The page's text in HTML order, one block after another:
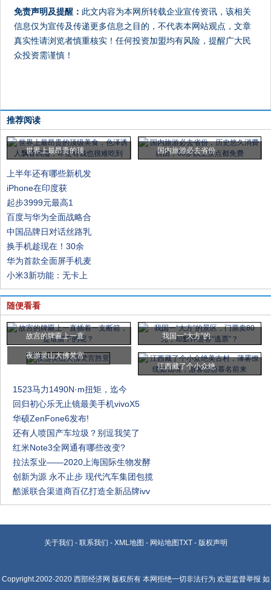
免责声明及提醒： 此文内容为本网所转载企业宣传资讯，该相关
信息仅为宣传及传递更多信息之目的，不代表本网站观点，文章
真实性请浏览者慎重核实！任何投资加盟均有风险，提醒广大民
众投资需谨慎！
推荐阅读
世界上最昂贵的顶 国内旅游必去省份
上半年还有哪些新机发
iPhone在印度获
起步3999元最高1
百度与华为全面战略合
中国品牌日对话丝路乳
换手机趁现在！30余
华为首款全面屏手机麦
小米3新功能：无卡上
随便看看
故宫的牌匾上一直 我国一“大方”的
夜游灵山大佛梵宫
江西藏了个小众绝
1523马力1490N·m扭矩，迄今
回归初心乐无止镜最美手机vivoX5
华硕ZenFone6发布!
还有人喷国产车垃圾？别逗我笑了
红米Note3全网通有哪些改变?
拉法泵业——2020上海国际生物发酵
创新为源 永不止步 现代汽车集团包揽
酷派联合渠道商百亿打造全新品牌ivv
关于我们 - 联系我们 - XML地图 - 网站地图TXT- 版权声明
Copyright.2002-2020 西部经济网 版权所有 本网拒绝一切非法行为 欢迎监督举报 如